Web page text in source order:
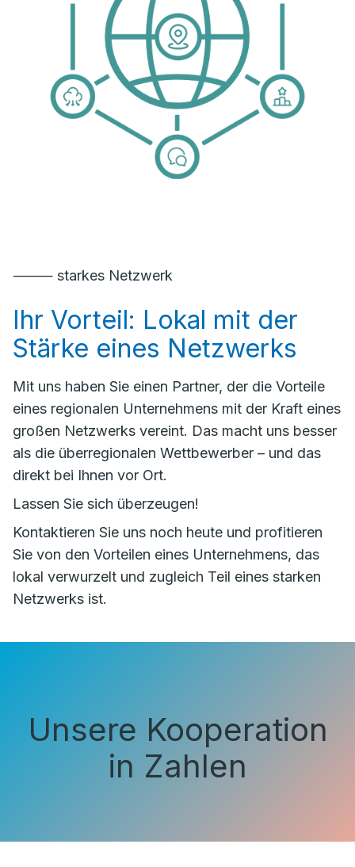
⸻ starkes Netzwerk
Ihr Vorteil: Lokal mit der
Stärke eines Netzwerks
Mit uns haben Sie einen Partner, der die Vorteile
eines regionalen Unternehmens mit der Kraft eines
großen Netzwerks vereint. Das macht uns besser
als die überregionalen Wettbewerber – und das
direkt bei Ihnen vor Ort.
Lassen Sie sich überzeugen!
Kontaktieren Sie uns noch heute und profitieren
Sie von den Vorteilen eines Unternehmens, das
lokal verwurzelt und zugleich Teil eines starken
Netzwerks ist.
Unsere Kooperation
in Zahlen